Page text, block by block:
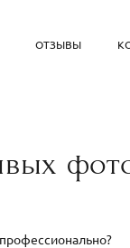
ОТЗЫВЫ